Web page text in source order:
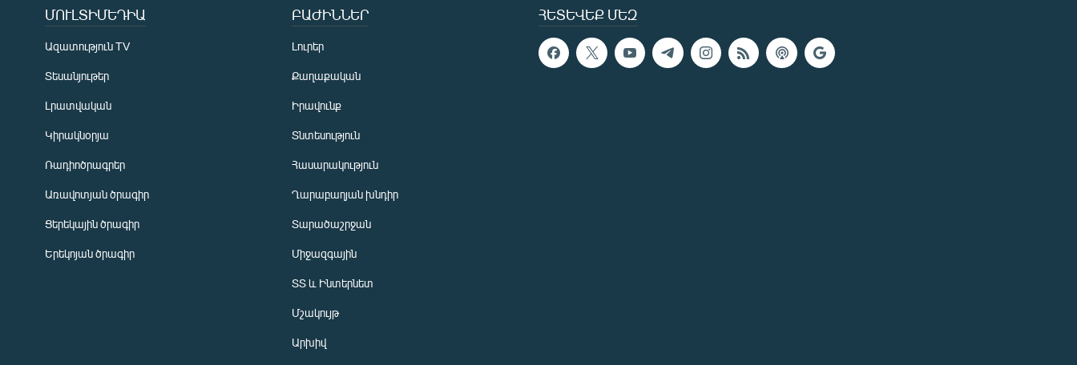
ՀԵՏԵՎԵՔ ՄԵԶ
ՄՈՒԼՏԻՄԵԴԻԱ
Ազատություն TV
Տեսանյութեր
Լրատվական
Կիրակնօրյա
Ռադիոծրագրեր
Առավոտյան ծրագիր
Ցերեկային ծրագիր
Երեկոյան ծրագիր
ԲԱԺԻՆՆԵՐ
Լուրեր
Քաղաքական
Իրավունք
Տնտեսություն
Հասարակություն
Ղարաբաղյան խնդիր
Տարածաշրջան
Միջազգային
ՏՏ և Ինտերնետ
Մշակույթ
Արխիվ